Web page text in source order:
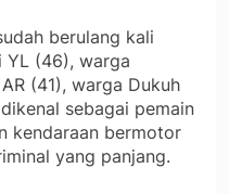
berulang kali
YL (46), warga
(41), warga Dukuh
sebagai pemain
kendaraan bermotor
yang panjang.